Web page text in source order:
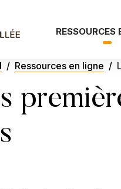
Navigation
RESSOURCES
Ressources en ligne